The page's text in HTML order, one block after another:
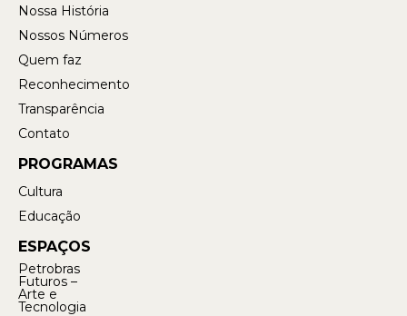
Nossa História
Nossos Números
Quem faz
Reconhecimento
Transparência
Contato
PROGRAMAS
Cultura
Educação
ESPAÇOS
Petrobras
Futuros –
Arte e
Tecnologia